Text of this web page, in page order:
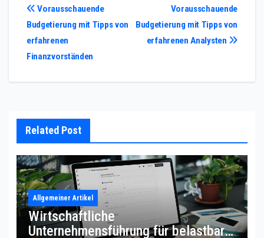
Post
navigation
Vorausschauende
Budgetierung mit Tipps von
erfahrenen Analysten
Vorausschauende
Budgetierung mit Tipps von
erfahrenen
Finanzvorständen
Related Post
Allgemeiner Artikel
Wirtschaftliche
Unternehmensführung für belastbare